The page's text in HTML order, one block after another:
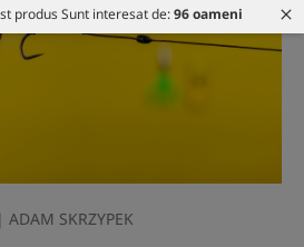
produs Sunt interesat de:96 oameni
SKRZYPEK